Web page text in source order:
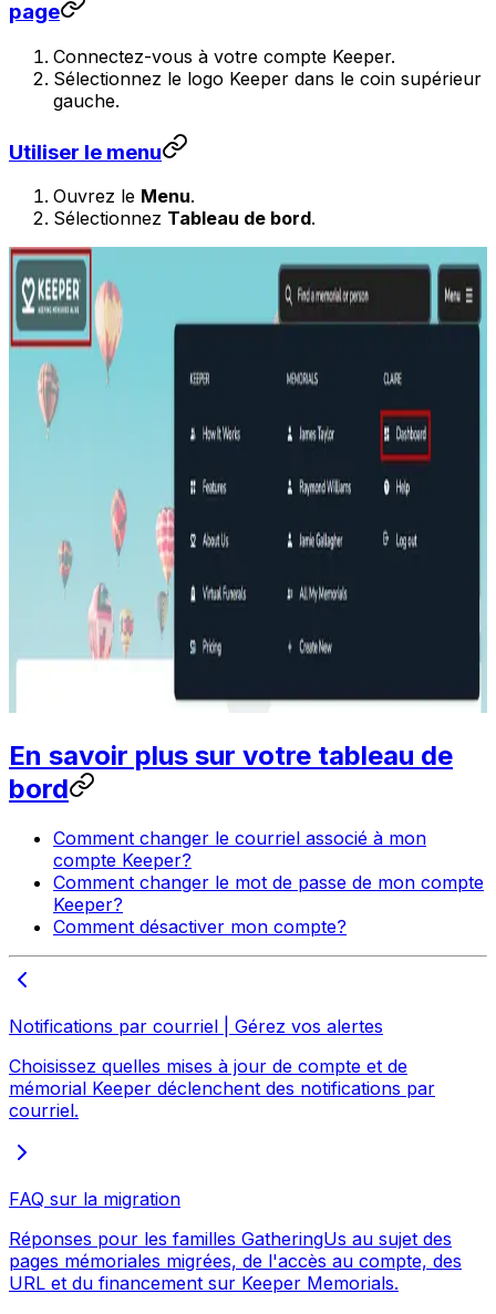
page
Connectez-vous à votre compte Keeper.
Sélectionnez le logo Keeper dans le coin supérieur
gauche.
Utiliser le menu
Ouvrez le Menu.
Sélectionnez Tableau de bord.
En savoir plus sur votre tableau de
bord
Comment changer le courriel associé à mon
compte Keeper?
Comment changer le mot de passe de mon compte
Keeper?
Comment désactiver mon compte?
Notifications par courriel | Gérez vos alertes
Choisissez quelles mises à jour de compte et de
mémorial Keeper déclenchent des notifications par
courriel.
FAQ sur la migration
Réponses pour les familles GatheringUs au sujet des
pages mémoriales migrées, de l'accès au compte, des
URL et du financement sur Keeper Memorials.